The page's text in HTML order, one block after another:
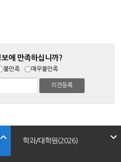
에 만족하십니까?
불만족 매우불만족
학과/대학원(2026)